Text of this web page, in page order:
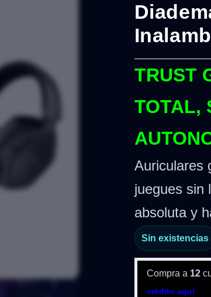
TRUST
TOTAL,
Auriculares
juegues sin
absoluta y
Sin existencias
Compra a 12
crédito aquí